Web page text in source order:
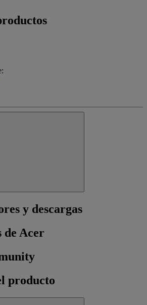
y descargas
de Acer
producto